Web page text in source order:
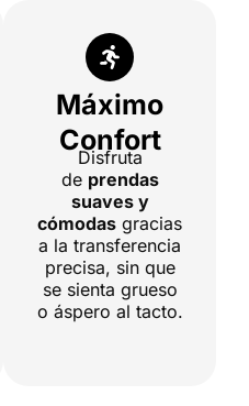
Máximo
Confort
Disfruta
de prendas
suaves y
cómodas gracias
a la transferencia
precisa, sin que
se sienta grueso
o áspero al tacto.